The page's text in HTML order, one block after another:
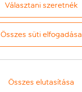
Választani szeretnék
Összes süti elfogadása
Összes elutasítása